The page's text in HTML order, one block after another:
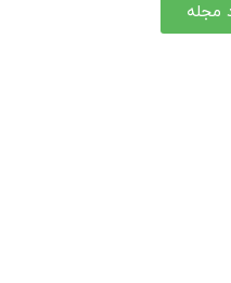
مجله